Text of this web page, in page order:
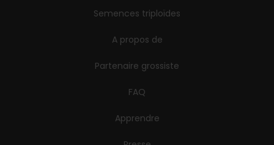
Semences triploïdes
A propos de
Partenaire grossiste
FAQ
Apprendre